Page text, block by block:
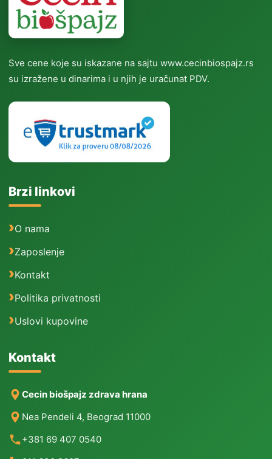
Sve cene koje su iskazane na sajtu www.cecinbiospajz.rs
su izražene u dinarima i u njih je uračunat PDV.
Brzi linkovi
O nama
Zaposlenje
Kontakt
Politika privatnosti
Uslovi kupovine
Kontakt
Cecin biošpajz zdrava hrana
Nea Pendeli 4, Beograd 11000
+381 69 407 0540